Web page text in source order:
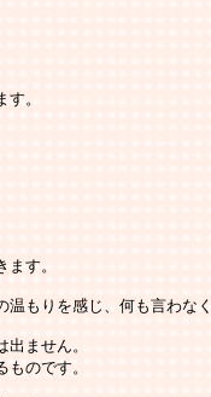
。
す。
もりを感じ、何も言わな
ません。
のです。